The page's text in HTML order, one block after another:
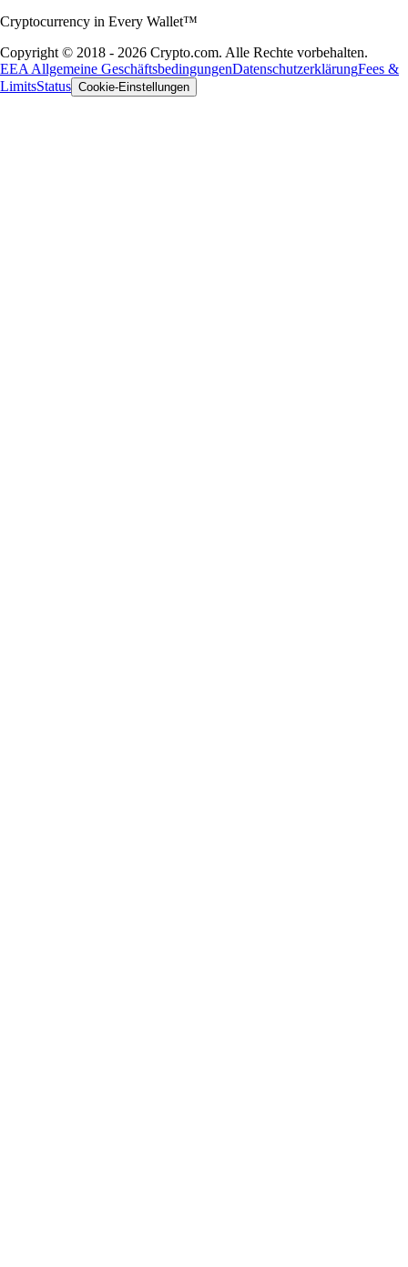
Cryptocurrency in Every Wallet™
Copyright © 2018 - 2026 Crypto.com. Alle Rechte vorbehalten.
EEA Allgemeine GeschäftsbedingungenDatenschutzerklärungFees &
LimitsStatus Cookie-Einstellungen